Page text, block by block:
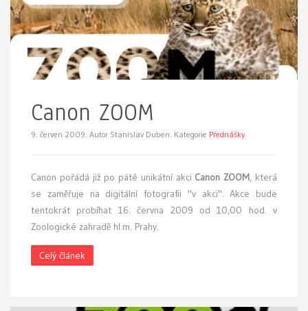
Canon ZOOM
9. červen 2009. Autor Stanislav Duben. Kategorie Přednášky
Canon pořádá již po páté unikátní akci Canon ZOOM, která
se zaměřuje na digitální fotografii "v akci". Akce bude
tentokrát probíhat 16. června 2009 od 10,00 hod. v
Zoologické zahradě hl.m. Prahy.
Celý článek